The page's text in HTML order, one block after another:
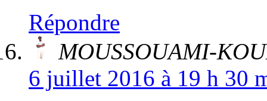
Répondre
MOUSSOUAMI-
6 juillet 2016 à 19 h 30